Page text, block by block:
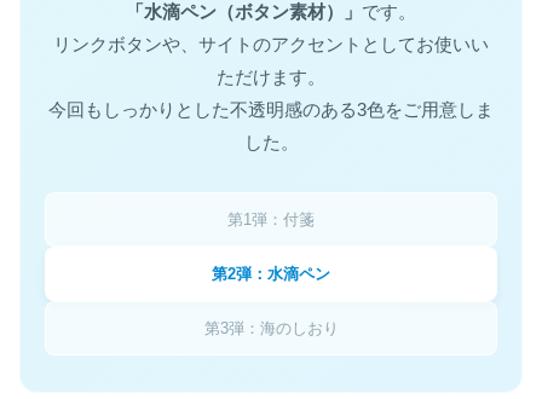
「水滴ペン（ボタン素材）」 です。
リンクボタンや、サイトのアクセントとしてお使いい
ただけます。
今回もしっかりとした不透明感のある3色をご用意しま
した。
第1弾：付箋
第2弾：水滴ペン
第3弾：海のしおり